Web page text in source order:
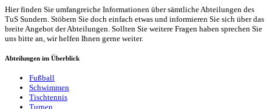
Hier finden Sie umfangreiche Informationen über sämtliche Abteilungen des
TuS Sundern. Stöbern Sie doch einfach etwas und informieren Sie sich über das
breite Angebot der Abteilungen. Sollten Sie weitere Fragen haben sprechen Sie
uns bitte an, wir helfen Ihnen gerne weiter.
Abteilungen im Überblick
Fußball
Schwimmen
Tischtennis
Turnen